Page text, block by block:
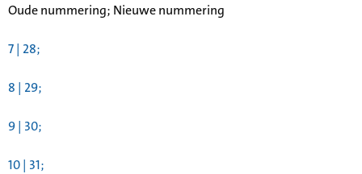
Oude nummering; Nieuwe nummering
7 | 28;
8 | 29;
9 | 30;
10 | 31;